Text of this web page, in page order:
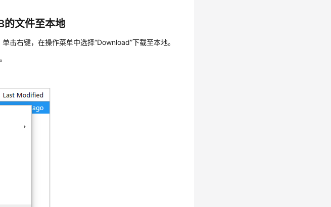
文件至本地
击右键，在操作菜单中选择“Download”下载至本地。